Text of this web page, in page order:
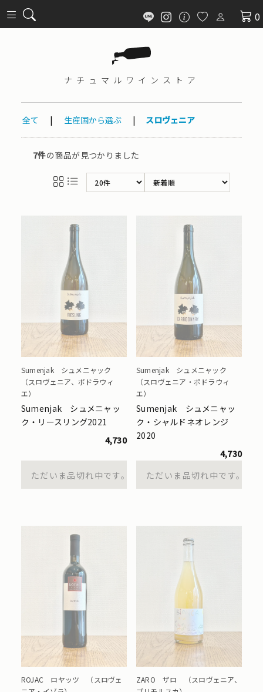
0
ナチュマル ワインストア
全て | 生産国から選ぶ | スロヴェニア
7件の商品が見つかりました
Sumenjak シュメニャック
（スロヴェニア、ポドラウィ
エ）
Sumenjak シュメニャッ
ク・リースリング2021
4,730
ただいま品切れ中です。
Sumenjak シュメニャック
（スロヴェニア・ポドラウィ
エ）
Sumenjak シュメニャッ
ク・シャルドネオレンジ
2020
4,730
ただいま品切れ中です。
ROJAC ロヤッツ （スロヴェ
ZARO ザロ （スロヴェニア、